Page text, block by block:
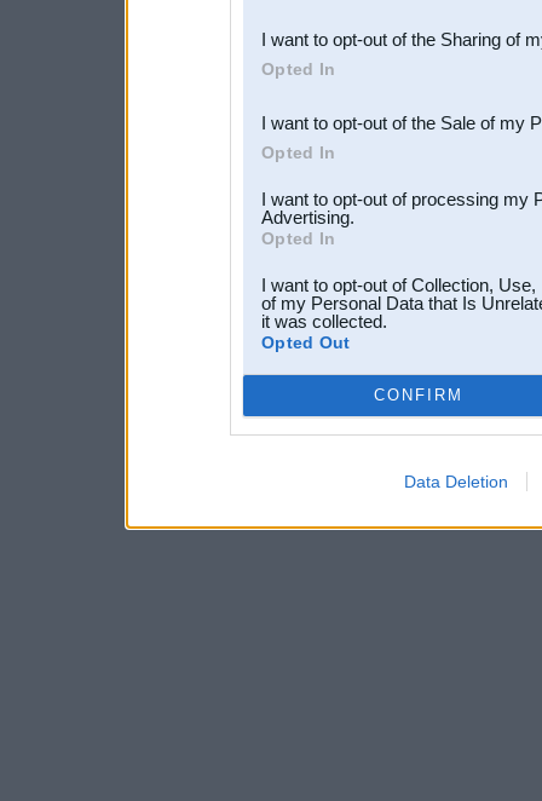
Downstream Participants
third parties.
I want to opt-out of the Sharing of
Opted In
I want to opt-out of the Sale of my
Opted In
I want to opt-out of processing my
Advertising.
Opted In
I want to opt-out of Collection,
of my Personal Data that Is
it was collected.
Opted Out
CONFIRM
Data Deletion